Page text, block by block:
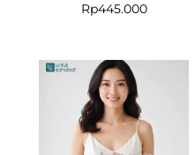
Rp445.000